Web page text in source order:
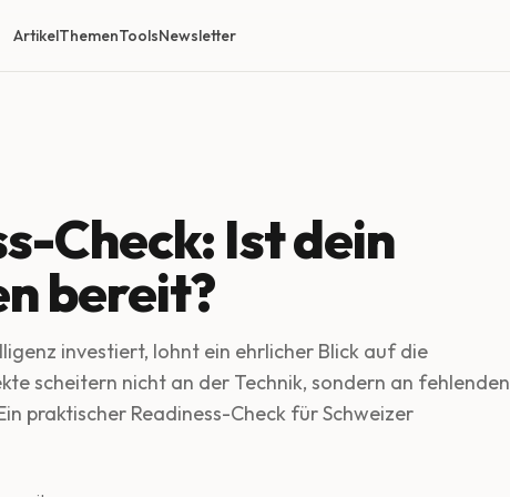
ArtikelThemenToolsNewsletter
Check: Ist dein
bereit?
investiert, lohnt ein ehrlicher Blick auf die
scheitern nicht an der Technik, sondern an fehlenden
praktischer Readiness-Check für Schweizer